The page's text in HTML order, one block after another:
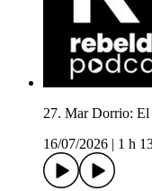
27. Mar Dorrio: El
16/07/2026
1 h